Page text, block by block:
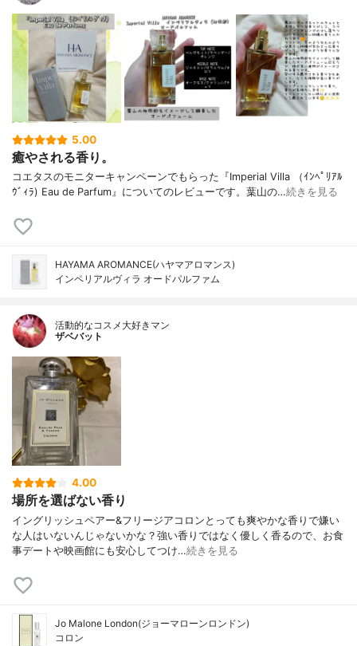
5.00
癒やされる香り。
コエタスのモニターキャンペーンでもらった『Imperial Villa （ｲﾝﾍﾟﾘｱﾙ
ｳﾞｨﾗ) Eau de Parfum』についてのレビューです。葉山の…続きを見る
HAYAMA AROMANCE(ハヤマアロマンス)
インペリアルヴィラ オードパルファム
活動的なコスメ大好きマン
ザベバット
4.00
場所を選ばない香り
イングリッシュペアー&フリージアコロンとっても爽やかな香りで嫌い
な人はいないんじゃないかな？強い香りではなく優しく香るので、お食
事デートや映画館にも安心してつけ…続きを見る
Jo Malone London(ジョーマローンロンドン)
コロン